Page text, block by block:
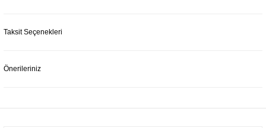
Taksit Seçenekleri
Önerileriniz